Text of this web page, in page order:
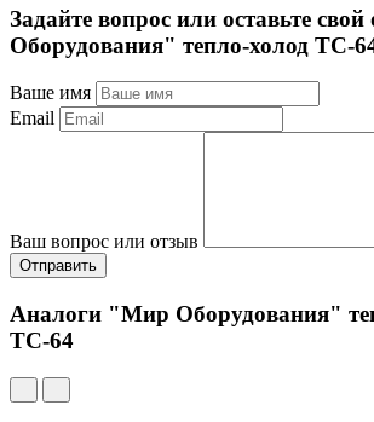
Задайте вопрос или оставьте
Оборудования" тепло-холод ТС-
Ваше имя
Email
Ваш вопрос или отзыв
Отправить
Аналоги "Мир Оборудования"
ТС-64